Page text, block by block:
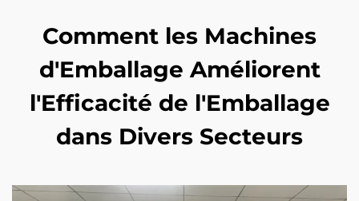
Comment les Machines
d'Emballage Améliorent
l'Efficacité de l'Emballage
dans Divers Secteurs